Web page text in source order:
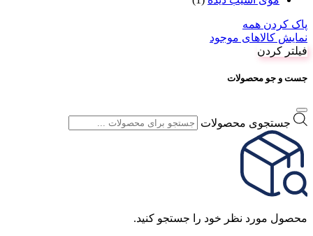
پاک کردن همه
نمایش کالاهای موجود
فیلتر کردن
جست و جو محصولات
جستجوی محصولات
محصول مورد نظر خود را جستجو کنید.